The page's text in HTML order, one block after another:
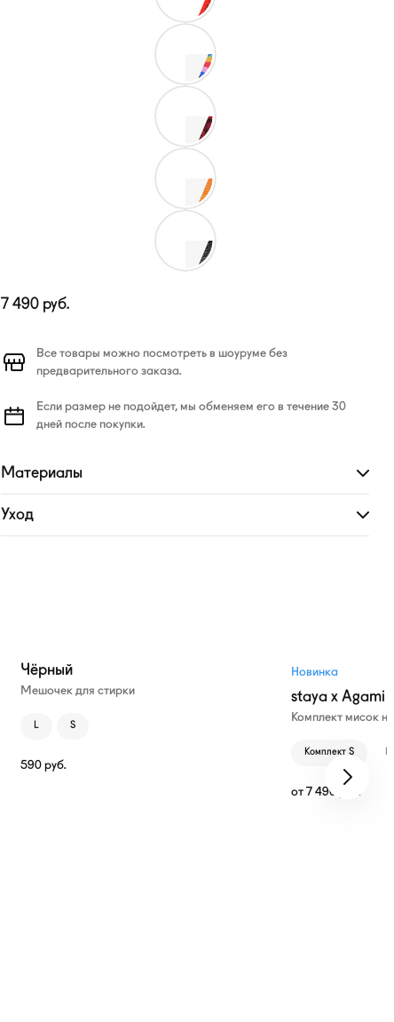
7 490 руб.
Все товары можно посмотреть в шоуруме без
предварительного заказа.
Если размер не подойдет, мы обменяем его в течение 30
дней после покупки.
Материалы
Развернуть
Уход
Развернуть
Чёрный
Мешочек для стирки
L S
590 руб.
Новинка
staya x Agami
Комплект мисок
Комплект S
от 7 490 руб.